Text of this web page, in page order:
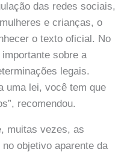
das redes sociais,
e crianças, o
o texto oficial. No
sobre a
legais.
uma lei, você tem que
recomendou.
muitas vezes, as
objetivo aparente da